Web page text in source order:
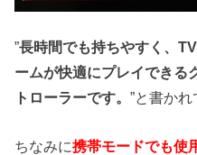
”長時間でも持ちやすく、
ームが快適にプレイできる
トローラーです。”と書かれ
ちなみに携帯モードでも使